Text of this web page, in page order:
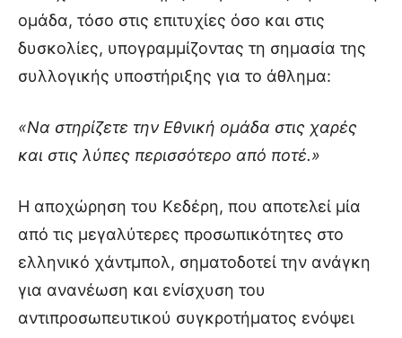
ομάδα, τόσο στις επιτυχίες όσο και στις
δυσκολίες, υπογραμμίζοντας τη σημασία της
συλλογικής υποστήριξης για το άθλημα:
«Να στηρίζετε την Εθνική ομάδα στις χαρές
και στις λύπες περισσότερο από ποτέ.»
Η αποχώρηση του Κεδέρη, που αποτελεί μία
από τις μεγαλύτερες προσωπικότητες στο
ελληνικό χάντμπολ, σηματοδοτεί την ανάγκη
για ανανέωση και ενίσχυση του
αντιπροσωπευτικού συγκροτήματος ενόψει